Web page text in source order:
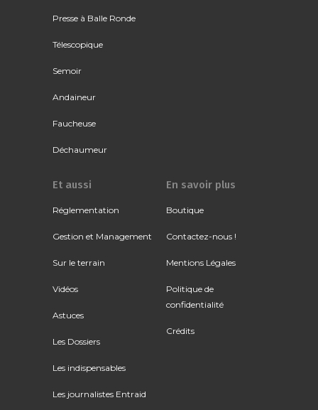
Presse à Balle Ronde
Télescopique
Semoir
Andaineur
Faucheuse
Déchaumeur
Et aussi
Réglementation
Gestion et Management
Sur le terrain
Vidéos
Astuces
Les Dossiers
Les indispensables
Les journalistes Entraid
En savoir plus
Boutique
Contactez-nous !
Mentions Légales
Politique de
confidentialité
Crédits